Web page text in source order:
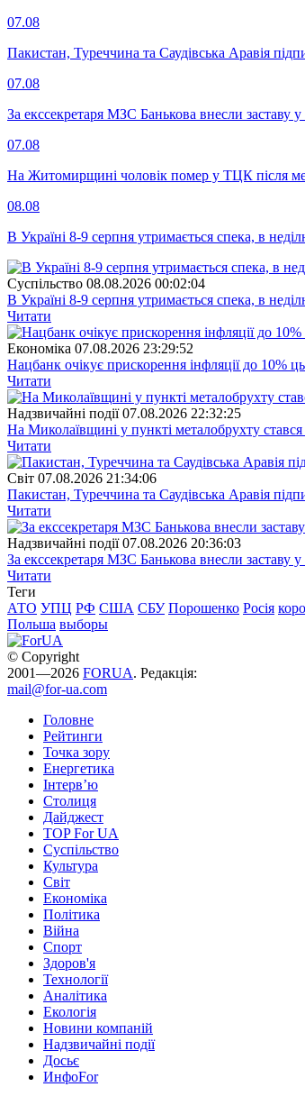
07.08
Пакистан, Туреччина та Саудівська Аравія
07.08
За екссекретаря МЗС Банькова внесли заставу
07.08
На Житомирщині чоловік помер у ТЦК після
08.08
В Україні 8-9 серпня утримається спека, в
Суспiльство 08.08.2026 00:02:04
В Україні 8-9 серпня утримається спека, в
Читати
Економіка 07.08.2026 23:29:52
Нацбанк очікує прискорення інфляції до 10%
Читати
Надзвичайні події 07.08.2026 22:32:25
На Миколаївщині у пункті металобрухту
Читати
Свiт 07.08.2026 21:34:06
Пакистан, Туреччина та Саудівська Аравія
Читати
Надзвичайні події 07.08.2026 20:36:03
За екссекретаря МЗС Банькова внесли заставу
Читати
Теги
АТО УПЦ РФ США СБУ Порошенко Росія
Польша выборы
© Copyright
2001—2026 FORUA. Редакція:
mail@for-ua.com
Головне
Рейтинги
Точка зору
Енергетика
Інтерв’ю
Столиця
Дайджест
TOP For UA
Суспiльство
Культура
Світ
Економіка
Політика
Війна
Спорт
Здоров'я
Технології
Аналітика
Екологія
Новини компаній
Надзвичайні події
Досьє
ИнфоFor